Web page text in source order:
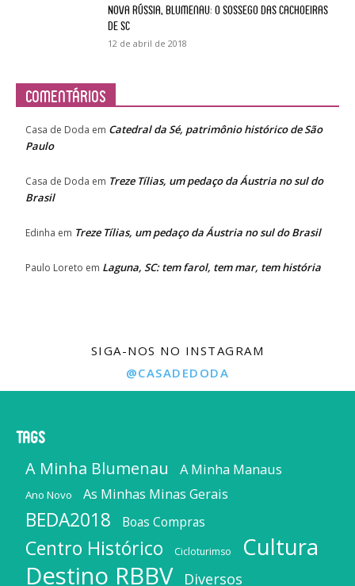
Nova Rússia, Blumenau: o sossego das cachoeiras
de SC
12 de abril de 2018
Comentários
Casa de Doda em Catedral da Sé, patrimônio histórico de São
Paulo
Casa de Doda em Treze Tílias, um pedaço da Áustria no sul do
Brasil
Edinha em Treze Tílias, um pedaço da Áustria no sul do Brasil
Paulo Loreto em Laguna, SC: tem farol, tem mar, tem história
SIGA-NOS NO INSTAGRAM
@CASADEDODA
Tags
A Minha Blumenau A Minha Manaus
Ano Novo As Minhas Minas Gerais
BEDA2018 Boas Compras
Centro Histórico Cicloturimso Cultura
Destino RBBV Diversos